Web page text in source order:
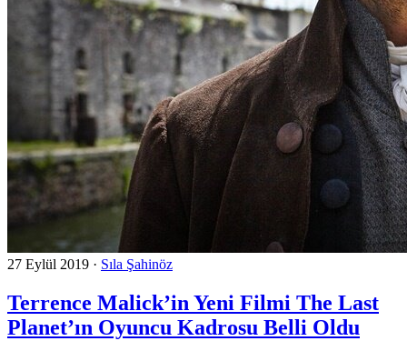
27 Eylül 2019 · Sıla Şahinöz
Terrence Malick’in Yeni Filmi The Last
Planet’ın Oyuncu Kadrosu Belli Oldu